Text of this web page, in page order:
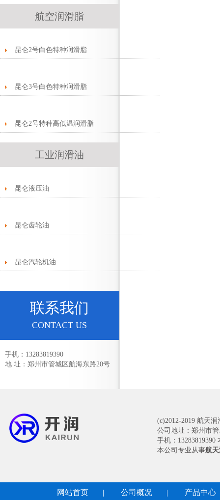
航空润滑脂
昆仑2号白色特种润滑脂
昆仑3号白色特种润滑脂
昆仑2号特种高低温润滑脂
工业润滑油
昆仑液压油
昆仑齿轮油
昆仑汽轮机油
联系我们
CONTACT US
手机：13283819390
地 址：郑州市管城区航海东路20号
(c)2012-2019 航天
公司地址：郑州市
手机：
本公司专业从事航
网站首页 | 公司概况 | 产品中心